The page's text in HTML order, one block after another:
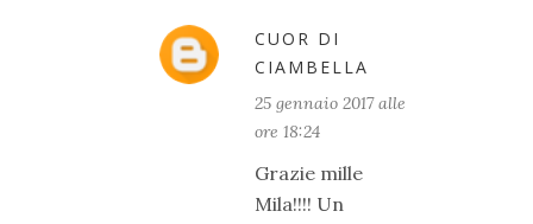
CUOR DI
CIAMBELLA
25 gennaio 2017 alle
ore 18:24
Grazie mille
Mila!!!! Un